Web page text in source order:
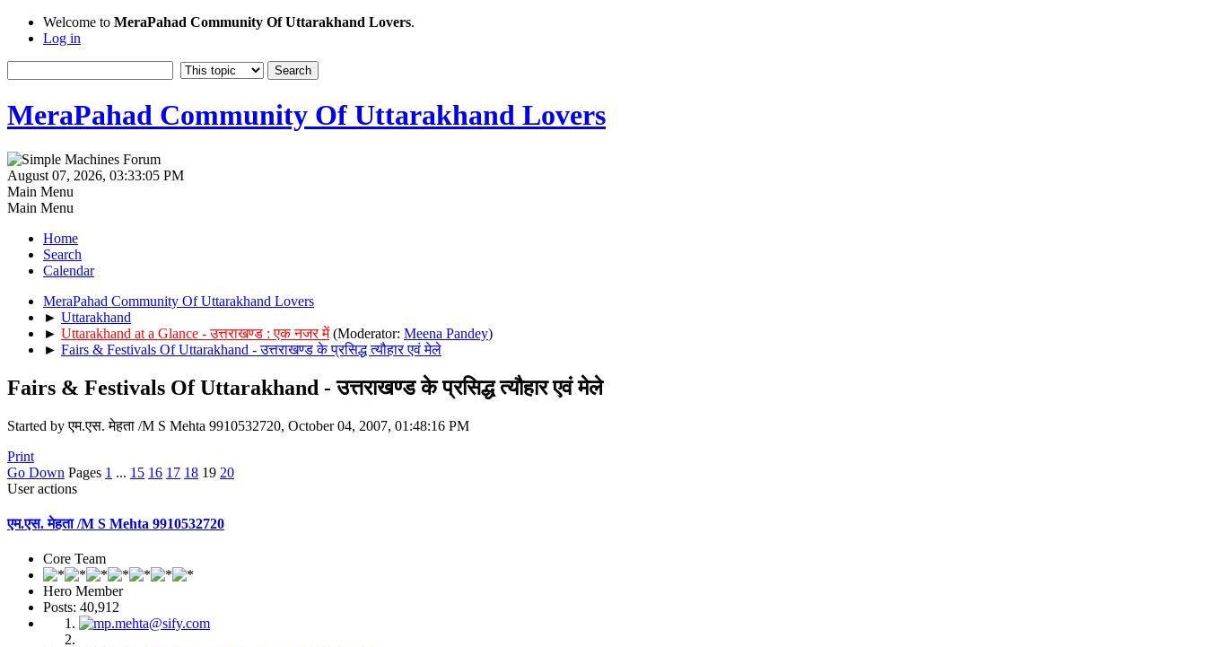
Welcome to MeraPahad Community Of Uttarakhand Lovers.
Log in
MeraPahad Community Of Uttarakhand Lovers
August 07, 2026, 03:33:05 PM
Main Menu
Main Menu
Home
Search
Calendar
MeraPahad Community Of Uttarakhand Lovers
► Uttarakhand
► Uttarakhand at a Glance - उत्तराखण्ड : एक नजर में (Moderator: Meena Pandey)
► Fairs & Festivals Of Uttarakhand - उत्तराखण्ड के प्रसिद्ध त्यौहार एवं मेले
Fairs & Festivals Of Uttarakhand - उत्तराखण्ड के प्रसिद्ध त्यौहार एवं मेले
Started by एम.एस. मेहता /M S Mehta 9910532720, October 04, 2007, 01:48:16 PM
Print
Go Down Pages 1 ... 15 16 17 18 19 20
User actions
एम.एस. मेहता /M S Mehta 9910532720
Core Team
Hero Member
Posts: 40,912